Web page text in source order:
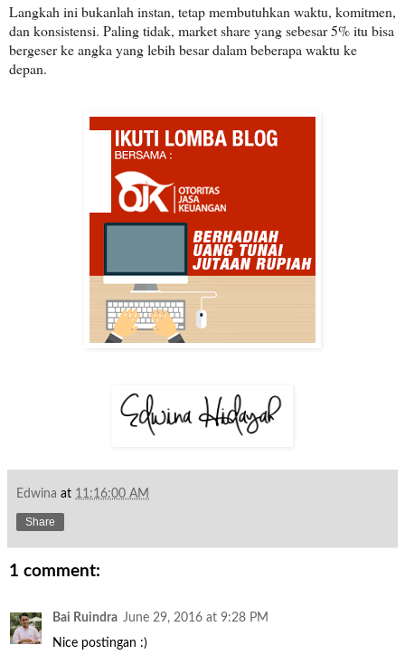
Langkah ini bukanlah instan, tetap membutuhkan waktu, komitmen,
dan konsistensi. Paling tidak, market share yang sebesar 5% itu bisa
bergeser ke angka yang lebih besar dalam beberapa waktu ke
depan.
Edwina at 11:16:00 AM
Share
1 comment:
Bai Ruindra June 29, 2016 at 9:28 PM
Nice postingan :)